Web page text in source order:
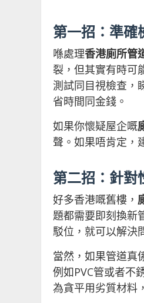
第一招：準確
喺處理香港廁所管
裂，但其實有時可
測試同目視檢查，
省時間同金錢。
如果你懷疑屋企嘅
聲。如果唔肯定，
第二招：針對
好多香港嘅舊樓，
題都需要即刻換新
駁位，就可以解決
當然，如果管道真
例如PVC管或者不
為貪平用劣質材料